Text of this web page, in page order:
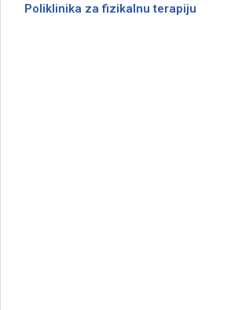
Poliklinika za fizikalnu terapiju